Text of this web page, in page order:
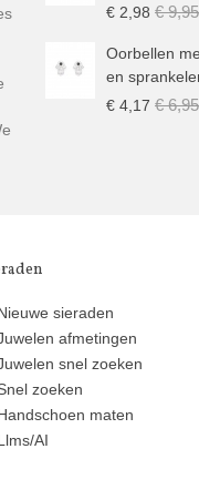
€ 2,98 € 9,95
Oorbellen
en
€ 4,17 € 6,95
sieraden
afmetingen
snel zoeken
zoeken
maten
AI